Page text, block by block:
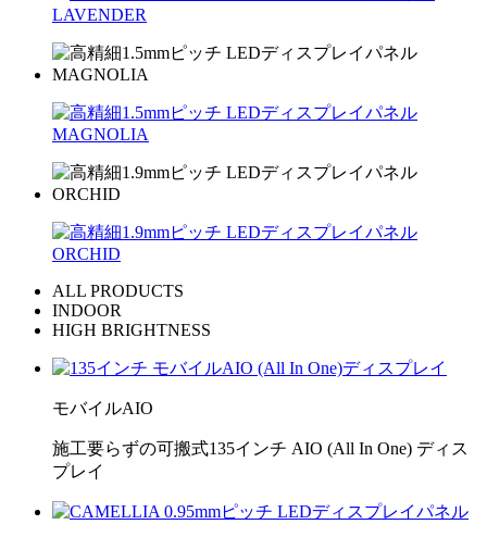
ALL PRODUCTS
INDOOR
HIGH BRIGHTNESS
モバイルAIO
施工要らずの可搬式135インチ AIO (All In One) ディス
プレイ